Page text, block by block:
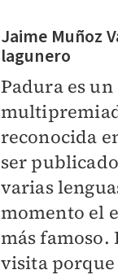
Jaime Muñoz
lagunero
Padura es
reconocida
ser
varias
momento el
más famoso.
visita porque